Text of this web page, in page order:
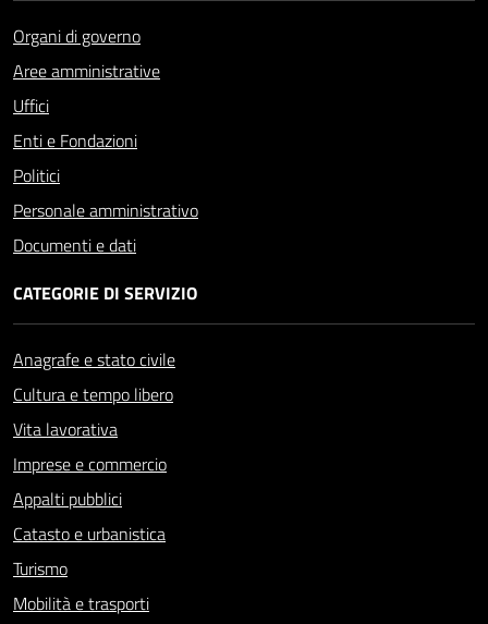
Organi di governo
Aree amministrative
Uffici
Enti e Fondazioni
Politici
Personale amministrativo
Documenti e dati
CATEGORIE DI SERVIZIO
Anagrafe e stato civile
Cultura e tempo libero
Vita lavorativa
Imprese e commercio
Appalti pubblici
Catasto e urbanistica
Turismo
Mobilità e trasporti